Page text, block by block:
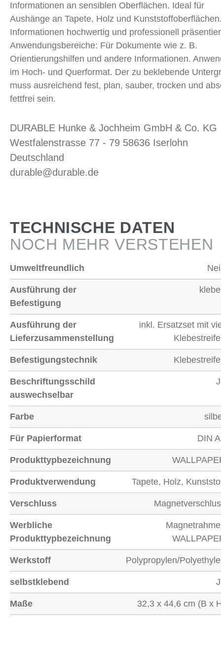
Informationen an sensiblen Oberflächen. Ideal für
Aushänge an Tapete, Holz und
Informationen hochwertig und professionell
Anwendungsbereiche: Für Dokumente wie z. B.
Orientierungshilfen und andere Informationen.
im Hoch- und Querformat. Der zu beklebende
muss ausreichend fest, plan, sauber, trocken und
fettfrei sein.
DURABLE Hunke & Jochheim GmbH & Co. KG
Westfalenstrasse 77 - 79 58636 Iserlohn
Deutschland
durable@durable.de
TECHNISCHE DATEN
NOCH MEHR VERSTEHEN
Umweltfreundlich
Ausführung der
Befestigung
Ausführung der
Lieferzusammenstellung
inkl. Ersatzset mit
Befestigungstechnik
Beschriftungsschild
auswechselbar
Farbe
Für Papierformat DIN
Produkttypbezeichnung
Produktverwendung Tapete, Holz,
Verschluss
Werbliche
Produkttypbezeichnung
Werkstoff Polypropylen/
selbstklebend
Maße 32,3 x 44,6 cm (B x